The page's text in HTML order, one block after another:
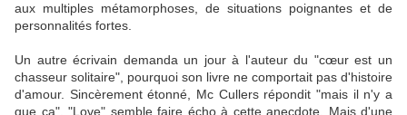
aux multiples métamorphoses, de situations poignantes et de
personnalités fortes.
Un autre écrivain demanda un jour à l'auteur du "cœur est un
chasseur solitaire", pourquoi son livre ne comportait pas d'histoire
d'amour. Sincèrement étonné, Mc Cullers répondit "mais il n'y a
que ça". "Love" semble faire écho à cette anecdote. Mais d'une